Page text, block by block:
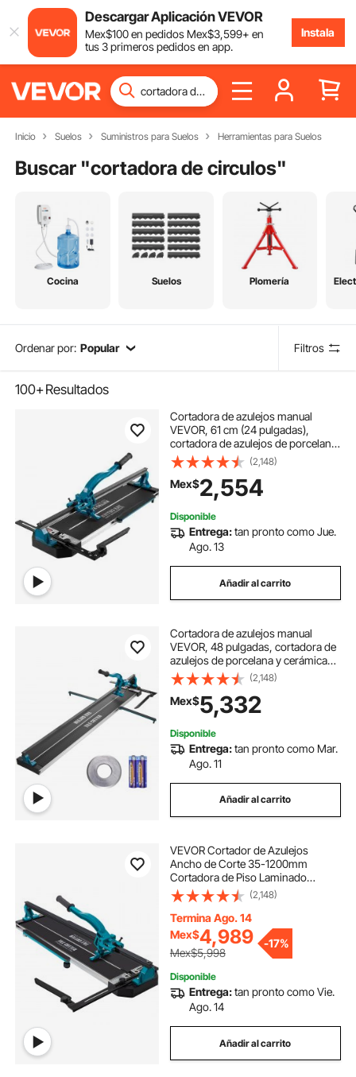
Descargar Aplicación VEVOR
Mex$100en pedidos Mex$3,599+ en
tus 3 primeros pedidos en app.
Instala
Inicio Suelos Suministros para Suelos Herramientas para Suelos
Buscar "cortadora de circulos"
Cocina Suelos Plomería
Ordenar por: Popular Filtros
100+Resultados
Cortadora de azulejos manual
VEVOR, 61 cm (24 pulgadas),
cortadora de azulejos de porcelana
y cerámica con disco de corte de
carburo de tungsteno,
posicionamiento infrarrojo, patas
antideslizantes, rieles duraderos
para instaladores profesionales o
principiantes.
(2,148)
Mex$2,554
Disponible
Entrega:tan pronto como Jue.
Ago. 13
Añadir al carrito
Cortadora de azulejos manual
VEVOR, 48 pulgadas, cortadora de
azulejos de porcelana y cerámica
con disco de corte de carburo de
tungsteno, posicionamiento
infrarrojo, patas antideslizantes,
rieles duraderos para instaladores
profesionales o principiantes.
(2,148)
Mex$5,332
Disponible
Entrega:tan pronto como Mar.
Ago. 11
Añadir al carrito
VEVOR Cortador de Azulejos
Ancho de Corte 35-1200mm
Cortadora de Piso Laminado
Espesor de Corte 6-15mm
Cortador Manual de Azulejos de
Aluminio Corte con Láser para
Cortar Azulejo de Porcelana
(2,148)
Termina Ago. 14
Mex$4,989
Mex$5,998
-17%
Disponible
Entrega:tan pronto como Vie.
Ago. 14
Añadir al carrito